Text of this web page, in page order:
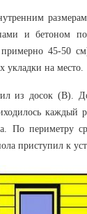
и бетоном
45-50
укладки на место.
из досок (В).
каждый
По периметру
приступил к